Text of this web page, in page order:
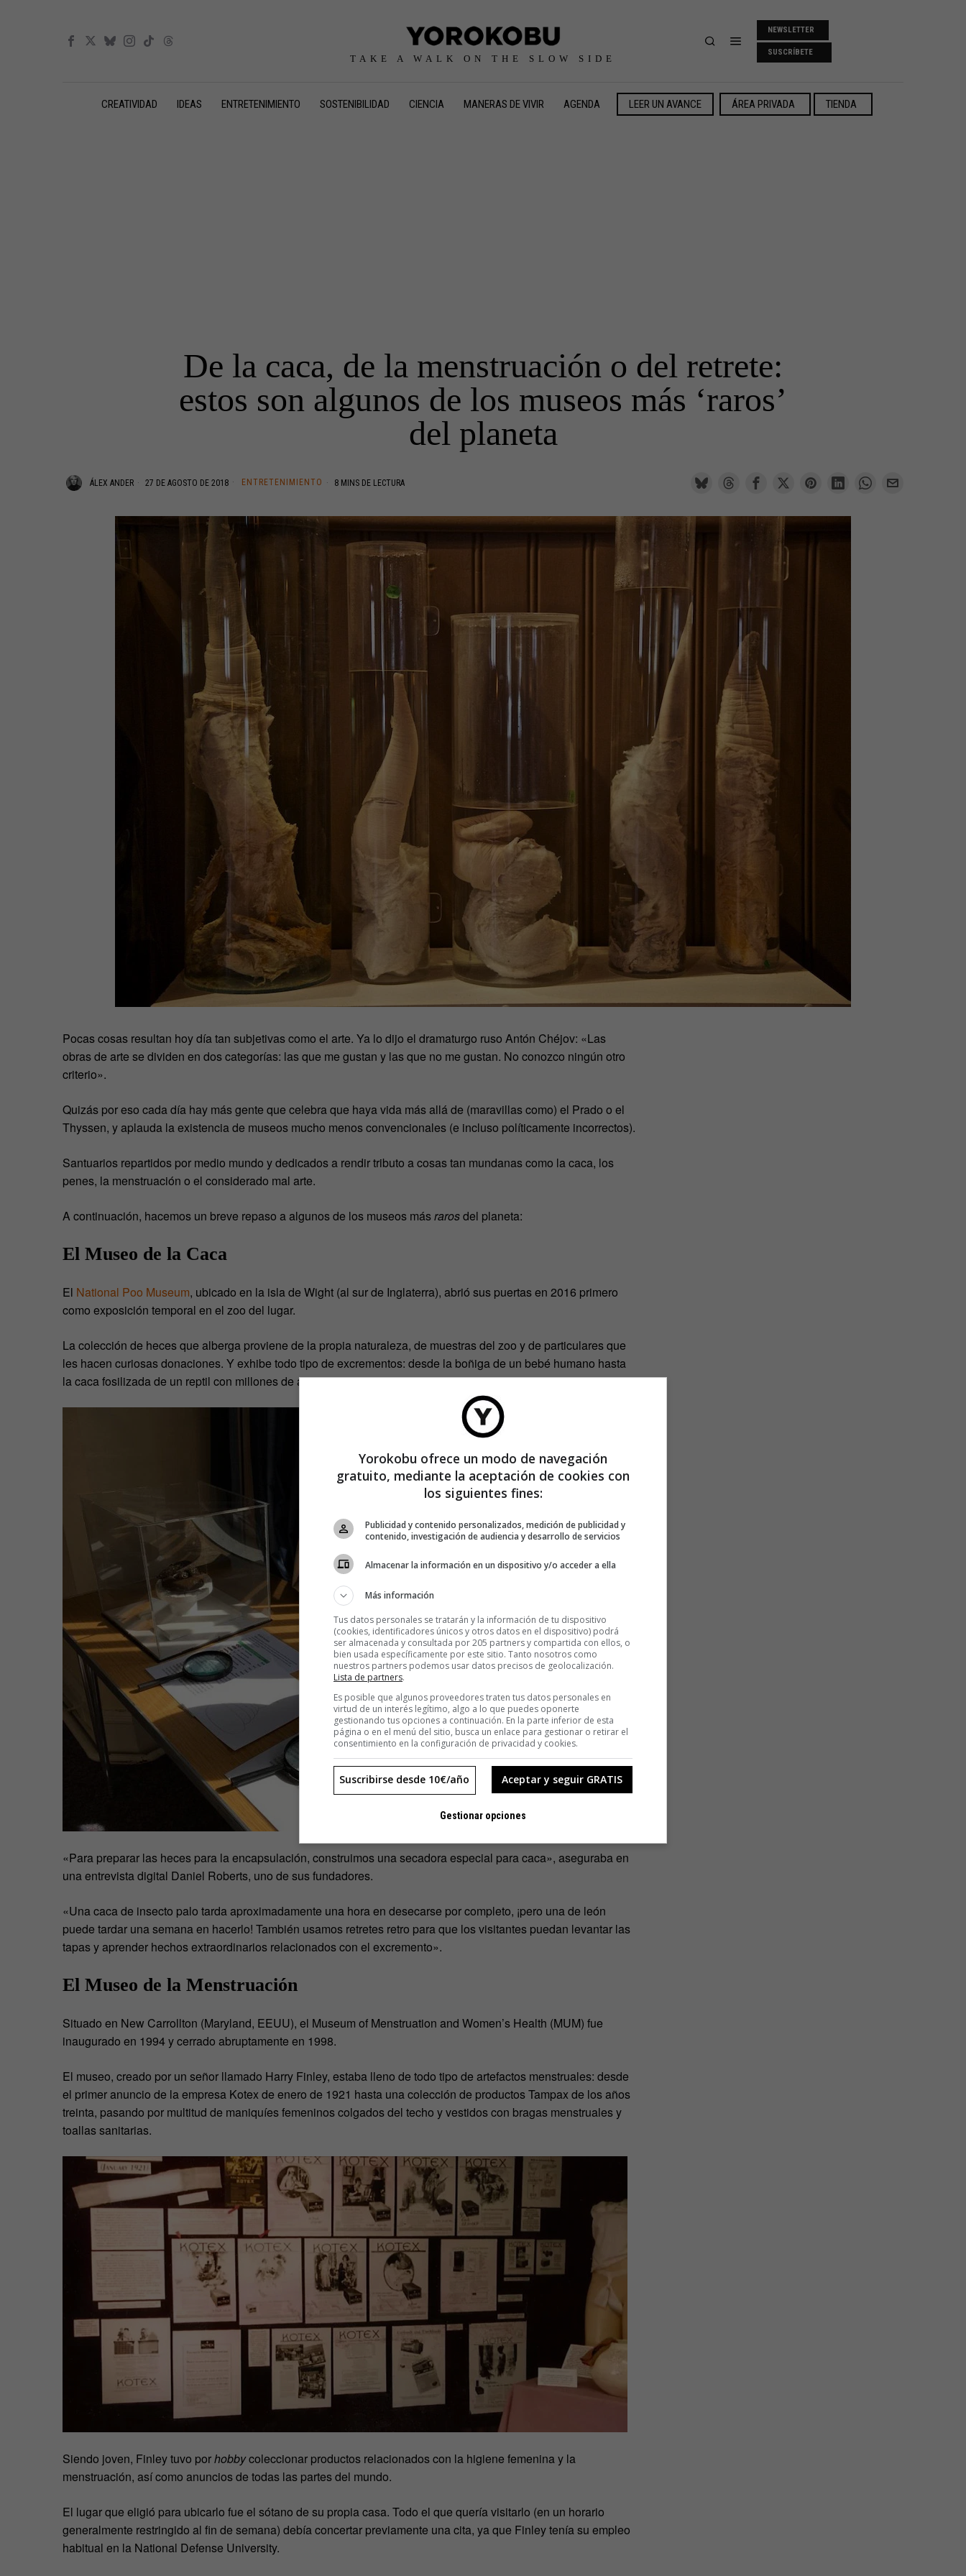
TAKE A WALK ON THE SLOW SIDE
NEWSLETTER
SUSCRÍBETE
CREATIVIDAD IDEAS ENTRETENIMIENTO SOSTENIBILIDAD CIENCIA MANERAS DE VIVIR AGENDA LEER UN AVANCE ÁREA PRIVADA TIENDA
De la caca, de la menstruación o del retrete:
estos son algunos de los museos más ‘raros’
del planeta
ÁLEX ANDER 27 DE AGOSTO DE 2018 ENTRETENIMIENTO 8 MINS DE LECTURA
Pocas cosas resultan hoy día tan subjetivas como el arte. Ya lo dijo el dramaturgo ruso Antón Chéjov: «Las
obras de arte se dividen en dos categorías: las que me gustan y las que no me gustan. No conozco ningún otro
criterio».
Quizás por eso cada día hay más gente que celebra que haya vida más allá de (maravillas como) el Prado o el
Thyssen, y aplauda la existencia de museos mucho menos convencionales (e incluso políticamente incorrectos).
Santuarios repartidos por medio mundo y dedicados a rendir tributo a cosas tan mundanas como la caca, los
penes, la menstruación o el considerado mal arte.
A continuación, hacemos un breve repaso a algunos de los museos másrarosdel planeta:
El Museo de la Caca
El National Poo Museum, ubicado en la isla de Wight (al sur de Inglaterra), abrió sus puertas en 2016 primero
como exposición temporal en el zoo del lugar.
La colección de heces que alberga proviene de la propia naturaleza, de muestras del zoo y de particulares que
les hacen curiosas donaciones. Y exhibe todo tipo de excrementos: desde la boñiga de un bebé humano hasta
la caca fosilizada de un reptil con millones de años de antigüedad.
«Para preparar las heces para la encapsulación, construimos una secadora especial para caca», aseguraba en
una entrevista digital Daniel Roberts, uno de sus fundadores.
«Una caca de insecto palo tarda aproximadamente una hora en desecarse por completo, ¡pero una de león
puede tardar una semana en hacerlo! También usamos retretes retro para que los visitantes puedan levantar las
tapas y aprender hechos extraordinarios relacionados con el excremento».
El Museo de la Menstruación
Situado en New Carrollton (Maryland, EEUU), el Museum of Menstruation and Women’s Health (MUM) fue
inaugurado en 1994 y cerrado abruptamente en 1998.
El museo, creado por un señor llamado Harry Finley, estaba lleno de todo tipo de artefactos menstruales: desde
el primer anuncio de la empresa Kotex de enero de 1921 hasta una colección de productos Tampax de los años
treinta, pasando por multitud de maniquíes femeninos colgados del techo y vestidos con bragas menstruales y
toallas sanitarias.
Siendo joven, Finley tuvo porhobbycoleccionar productos relacionados con la higiene femenina y la
menstruación, así como anuncios de todas las partes del mundo.
El lugar que eligió para ubicarlo fue el sótano de su propia casa. Todo el que quería visitarlo (en un horario
generalmente restringido al fin de semana) debía concertar previamente una cita, ya que Finley tenía su empleo
habitual en la National Defense University.
Yorokobu ofrece un modo de navegación
gratuito, mediante la aceptación de cookies con
los siguientes fines:
Publicidad y contenido personalizados, medición de publicidad y
contenido, investigación de audiencia y desarrollo de servicios
Almacenar la información en un dispositivo y/o acceder a ella
Más información
Tus datos personales se tratarán y la información de tu dispositivo
(cookies, identificadores únicos y otros datos en el dispositivo) podrá
ser almacenada y consultada por 205 partners y compartida con ellos, o
bien usada específicamente por este sitio. Tanto nosotros como
nuestros partners podemos usar datos precisos de geolocalización.
Lista de partners.
Es posible que algunos proveedores traten tus datos personales en
virtud de un interés legítimo, algo a lo que puedes oponerte
gestionando tus opciones a continuación. En la parte inferior de esta
página o en el menú del sitio, busca un enlace para gestionar o retirar el
consentimiento en la configuración de privacidad y cookies.
Aceptar y seguir GRATIS
Suscribirse desde 10€/año
Gestionar opciones